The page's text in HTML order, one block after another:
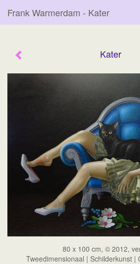
Frank Warmerdam - Kater
Kater
80 x 100 cm, © 2012,
Tweedimensionaal | Schilderkunst |